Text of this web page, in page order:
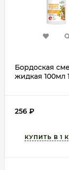
Бордоская
жидкая 100мл
256 ₽